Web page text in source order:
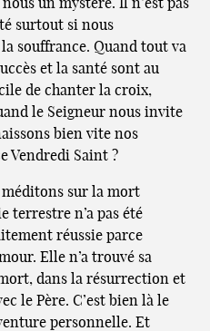
un mystère. Il n’est pas
surtout si nous
souffrance. Quand tout va
et la santé sont au
de chanter la croix,
le Seigneur nous invite
bien vite nos
Vendredi Saint ?
méditons sur la mort
terrestre n’a pas été
réussie parce
Elle n’a trouvé sa
dans la résurrection et
le Père. C’est bien là le
personnelle. Et